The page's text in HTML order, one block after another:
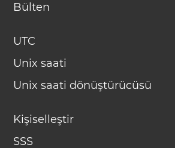
Bülten
UTC
Unix saati
Unix saati dönüştürücüsü
Kişiselleştir
SSS